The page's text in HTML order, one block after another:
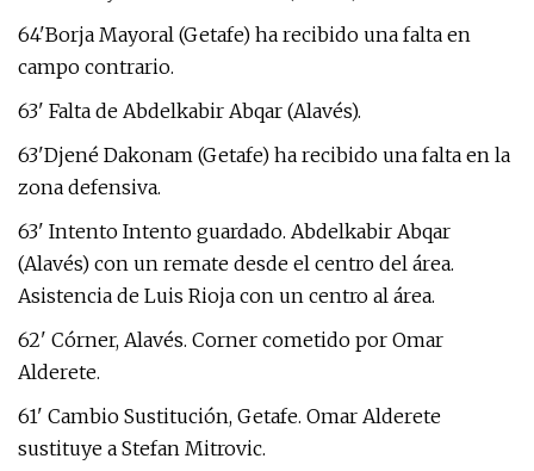
64'Borja Mayoral (Getafe) ha recibido una falta en
campo contrario.
63' Falta de Abdelkabir Abqar (Alavés).
63'Djené Dakonam (Getafe) ha recibido una falta en la
zona defensiva.
63' Intento Intento guardado. Abdelkabir Abqar
(Alavés) con un remate desde el centro del área.
Asistencia de Luis Rioja con un centro al área.
62' Córner, Alavés. Corner cometido por Omar
Alderete.
61' Cambio Sustitución, Getafe. Omar Alderete
sustituye a Stefan Mitrovic.